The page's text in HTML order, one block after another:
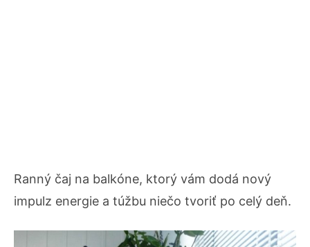
Ranný čaj na balkóne, ktorý vám dodá nový
impulz energie a túžbu niečo tvoriť po celý deň.